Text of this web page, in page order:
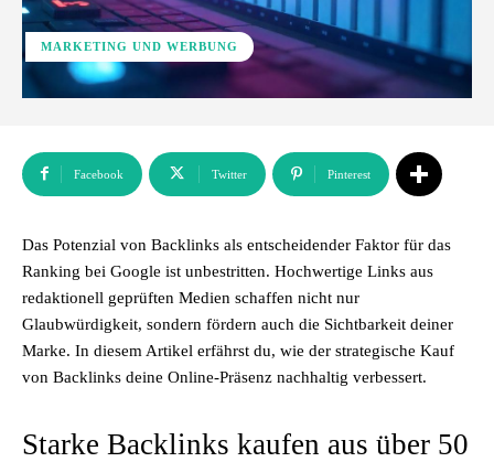
MARKETING UND WERBUNG
Facebook Twitter Pinterest
Das Potenzial von Backlinks als entscheidender Faktor für das
Ranking bei Google ist unbestritten. Hochwertige Links aus
redaktionell geprüften Medien schaffen nicht nur
Glaubwürdigkeit, sondern fördern auch die Sichtbarkeit deiner
Marke. In diesem Artikel erfährst du, wie der strategische Kauf
von Backlinks deine Online-Präsenz nachhaltig verbessert.
Starke Backlinks kaufen aus über 50